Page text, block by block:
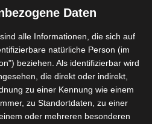
INTERESSIERT?
Daten
alle Informationen, die sich auf
natürliche Person (im
beziehen. Als identifizierbar wird
die direkt oder indirekt,
zu einer Kennung wie einem
zu Standortdaten, zu einer
oder mehreren besonderen